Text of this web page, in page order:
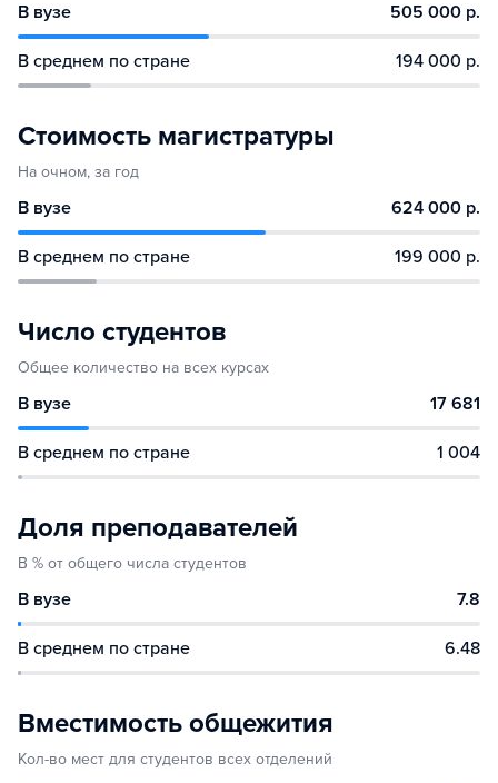
В вузе 505 000 р.
В среднем по стране 194 000 р.
Стоимость магистратуры
На очном, за год
В вузе 624 000 р.
В среднем по стране 199 000 р.
Число студентов
Общее количество на всех курсах
В вузе 17 681
В среднем по стране 1 004
Доля преподавателей
В % от общего числа студентов
В вузе 7.8
В среднем по стране 6.48
Вместимость общежития
Кол-во мест для студентов всех отделений